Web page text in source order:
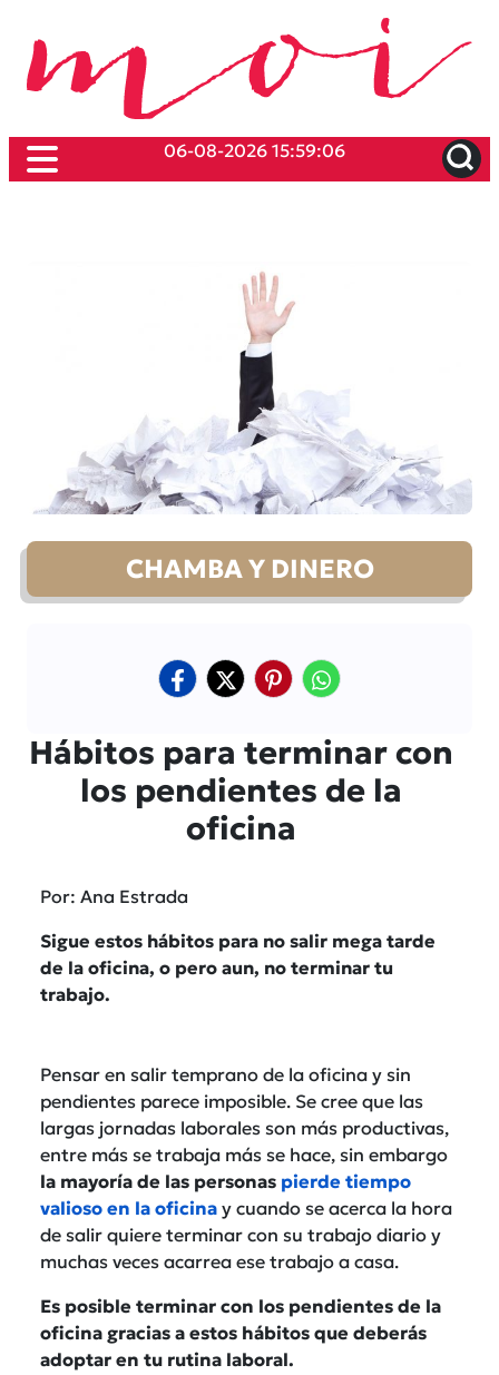
06-08-2026 15:59:06
CHAMBA Y DINERO
Hábitos para terminar con
los pendientes de la
oficina
Por: Ana Estrada
Sigue estos hábitos para no salir mega tarde
de la oficina, o pero aun, no terminar tu
trabajo.
Pensar en salir temprano de la oficina y sin
pendientes parece imposible. Se cree que las
largas jornadas laborales son más productivas,
entre más se trabaja más se hace, sin embargo
la mayoría de las personas pierde tiempo
valioso en la oficina y cuando se acerca la hora
de salir quiere terminar con su trabajo diario y
muchas veces acarrea ese trabajo a casa.
Es posible terminar con los pendientes de la
oficina gracias a estos hábitos que deberás
adoptar en tu rutina laboral.